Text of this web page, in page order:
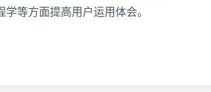
等方面提高用户运用体会。